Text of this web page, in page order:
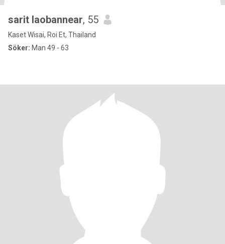
sarit laobannear, 55
Kaset Wisai, Roi Et, Thailand
Söker: Man 49 - 63